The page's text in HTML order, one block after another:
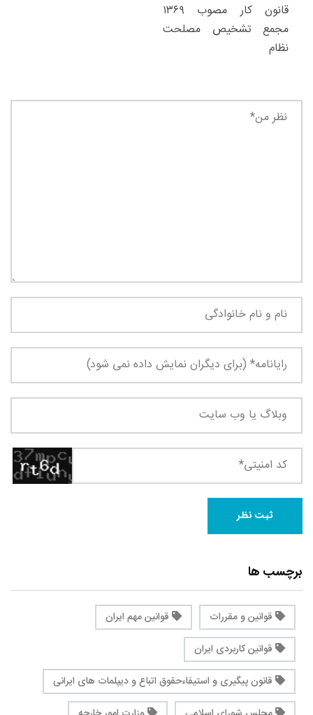
قانون کار مصوب ۱۳۶۹
مجمع تشخیص مصلحت
نظام
برچسب ها
قوانین و مقررات
قوانین مهم ایران
قوانین کاربردی ایران
قانون پیگیری و استیفاءحقوق اتباع و دیپلمات های ایرانی